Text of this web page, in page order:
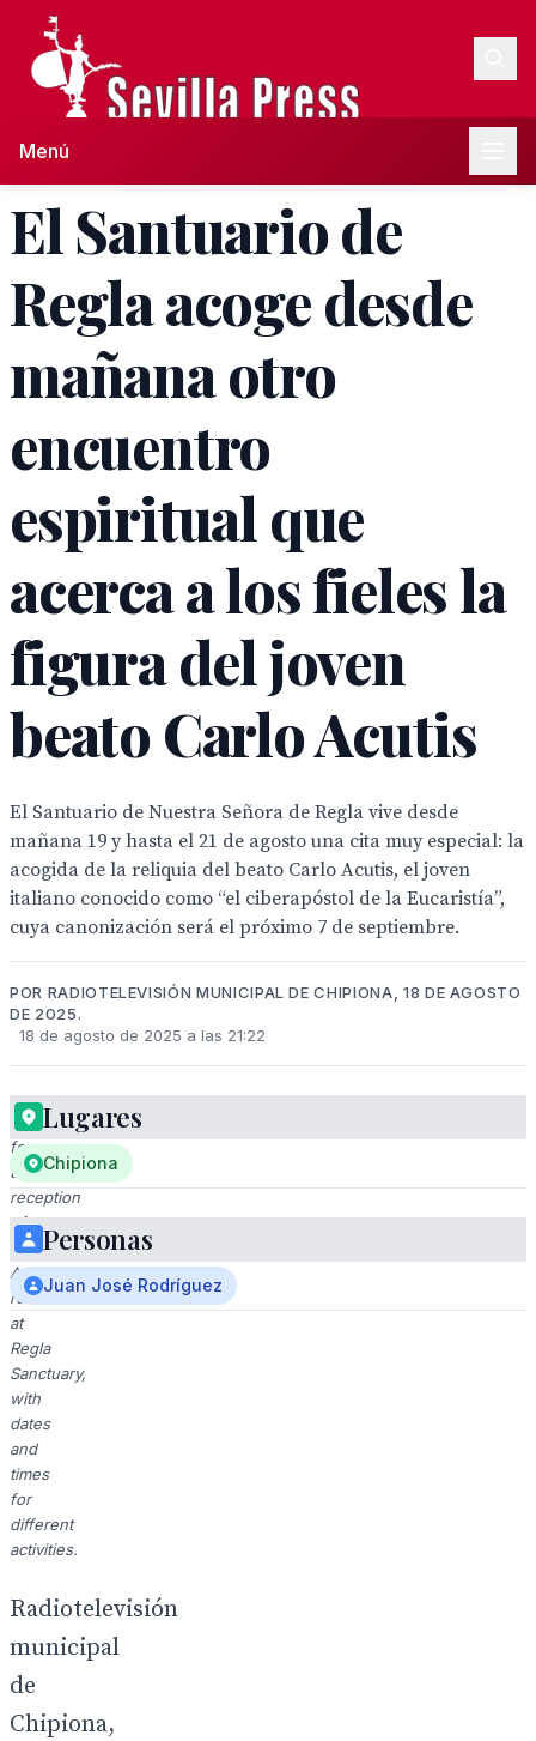
Menú
El Santuario de
Regla acoge desde
mañana otro
encuentro
espiritual que
acerca a los fieles la
figura del joven
beato Carlo Acutis
El Santuario de Nuestra Señora de Regla vive desde
mañana 19 y hasta el 21 de agosto una cita muy especial: la
acogida de la reliquia del beato Carlo Acutis, el joven
italiano conocido como “el ciberapóstol de la Eucaristía”,
cuya canonización será el próximo 7 de septiembre.
POR RADIOTELEVISIÓN MUNICIPAL DE CHIPIONA, 18 DE AGOSTO
DE 2025.
18 de agosto de 2025 a las 21:22
Flyer
for
the
reception
of
Carlo
Acutis's
relic
at
Regla
Sanctuary,
with
dates
and
times
for
different
activities.
Radiotelevisión
municipal
de
Chipiona,
Lugares
Chipiona
Personas
Juan José Rodríguez